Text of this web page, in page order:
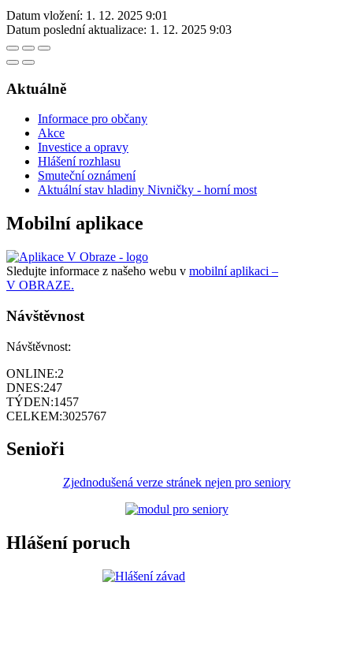
Datum vložení: 1. 12. 2025 9:01
Datum poslední aktualizace: 1. 12. 2025 9:03
Aktuálně
Informace pro občany
Akce
Investice a opravy
Hlášení rozhlasu
Smuteční oznámení
Aktuální stav hladiny Nivničky - horní most
Mobilní aplikace
Sledujte informace z našeho webu v mobilní aplikaci –
V OBRAZE.
Návštěvnost
Návštěvnost:
ONLINE:2
DNES:247
TÝDEN:1457
CELKEM:3025767
Senioři
Zjednodušená verze stránek nejen pro seniory
Hlášení poruch